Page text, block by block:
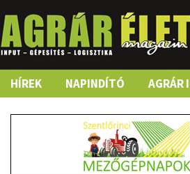
Skip
content
HÍREK NAPINDÍTÓ AGRÁR